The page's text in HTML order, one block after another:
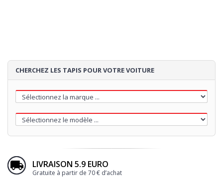
CHERCHEZ LES TAPIS POUR VOTRE VOITURE
LIVRAISON 5.9 EURO
Gratuite à partir de 70 € d’achat